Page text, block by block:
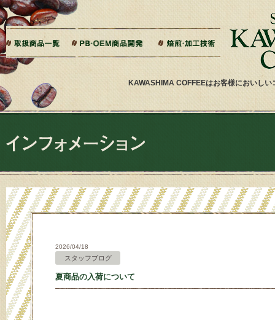
KAWASHIMA COFFEEはお客様においし
本文へジャンプ
ドリップバッグ加工
ティーバッグ加工
リキッドコーヒー加工
オーダー焙煎
パッケージデザイン・印刷
2026/04/18
スタッフブログ
夏商品の入荷について